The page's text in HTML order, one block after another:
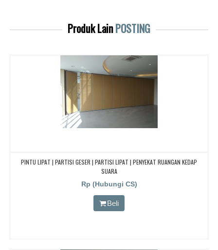
Produk LainPOSTING
PINTU LIPAT | PARTISI GESER | PARTISI LIPAT | PENYEKAT RUANGAN KEDAP
SUARA
Rp (Hubungi CS)
Beli